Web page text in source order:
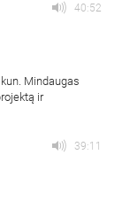
40:52
Mindaugas
ir
39:11